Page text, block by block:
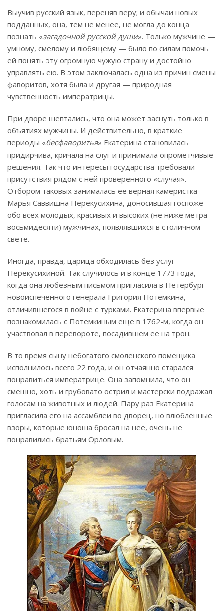
Выучив русский язык, переняв веру; и обычаи новых
подданных, она, тем не менее, не могла до конца
познать «загадочной русской души». Только мужчине —
умному, смелому и любящему — было по силам помочь
ей понять эту огромную чужую страну и достойно
управлять ею. В этом заключалась одна из причин смены
фаворитов, хотя была и другая — природная
чувственность императрицы.
При дворе шептались, что она может заснуть только в
объятиях мужчины. И действительно, в краткие
периоды «бесфаворитья» Екатерина становилась
придирчива, кричала на слуг и принимала опрометчивые
решения. Так что интересы государства требовали
присутствия рядом с ней проверенного «случая».
Отбором таковых занималась ее верная камеристка
Марья Саввишна Перекусихина, доносившая госпоже
обо всех молодых, красивых и высоких (не ниже метра
восьмидесяти) мужчинах, появлявшихся в столичном
свете.
Иногда, правда, царица обходилась без услуг
Перекусихиной. Так случилось и в конце 1773 года,
когда она любезным письмом пригласила в Петербург
новоиспеченного генерала Григория Потемкина,
отличившегося в войне с турками. Екатерина впервые
познакомилась с Потемкиным еще в 1762-м, когда он
участвовал в перевороте, посадившем ее на трон.
В то время сыну небогатого смоленского помещика
исполнилось всего 22 года, и он отчаянно старался
понравиться императрице. Она запомнила, что он
смешно, хоть и грубовато острил и мастерски подражал
голосам на животных и людей. Пару раз Екатерина
пригласила его на ассамблеи во дворец, но влюбленные
взоры, которые юноша бросал на нее, очень не
понравились братьям Орловым.